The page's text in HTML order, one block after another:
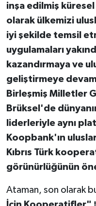
inşa edilmiş
olarak ülkemizi
iyi şekilde temsil
uygulamaları
kazandırmaya ve
geliştirmeye devam
Birleşmiş Milletler
Brüksel'de
liderleriyle aynı
Koopbank'ın
Kıbrıs Türk
görünürlüğünün
Ataman, son olarak bu